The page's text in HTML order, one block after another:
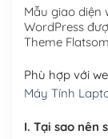
Hosting
Hosting
Hosting
Mẫu giao diện
WordPress
Theme
Phù hợp với
Máy Tính
I. Tại sao nên